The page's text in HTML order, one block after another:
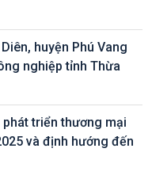
huyện Phú Vang
nghiệp tỉnh Thừa
triển thương mại
và định hướng đến